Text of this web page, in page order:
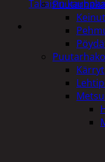
Takaisin
Keinut
Kärryt